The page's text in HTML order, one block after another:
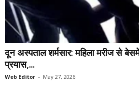
दून अस्पताल शर्मसार: महिला मरीज से
प्रयास,...
Web Editor - May 27, 2026